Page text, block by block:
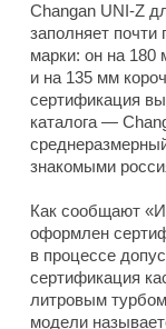
Changan UNI-Z
заполняет
марки: он на
и на 135 мм
сертификация
каталога —
знакомыми
Как сообщают
оформлен
в процессе
сертификация
литровым
модели